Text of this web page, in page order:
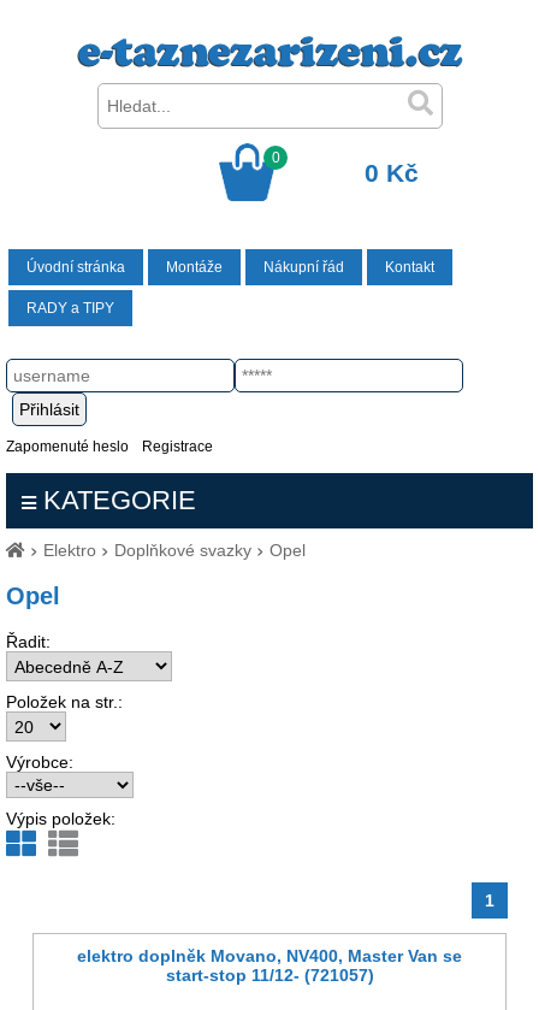
0
0 Kč
Úvodní stránka Montáže Nákupní řád Kontakt
RADY a TIPY
Zapomenuté heslo Registrace
KATEGORIE
Elektro Doplňkové svazky Opel
Opel
Řadit:
Položek na str.:
Výrobce:
Výpis položek:
1
elektro doplněk Movano, NV400, Master Van se
start-stop 11/12- (721057)